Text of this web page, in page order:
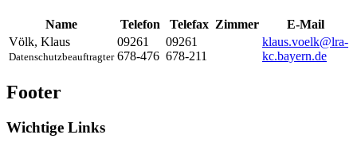
Name Telefon Telefax Zimmer
E-Mail
Völk, Klaus
Datenschutzbeauftragter
09261
678-476
09261
678-211
klaus.voelk@lra-
kc.bayern.de
Footer
Wichtige Links